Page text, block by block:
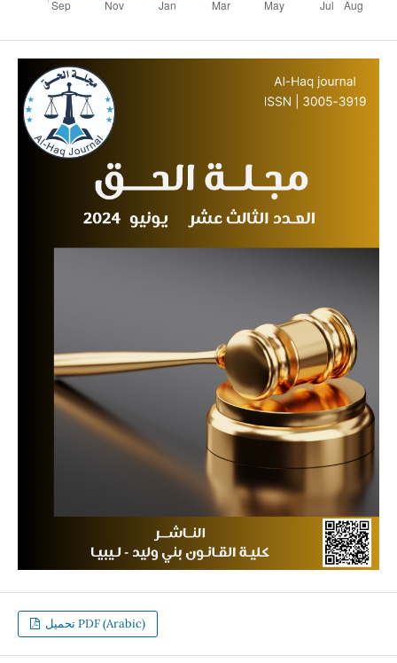
تحميل PDF (Arabic)